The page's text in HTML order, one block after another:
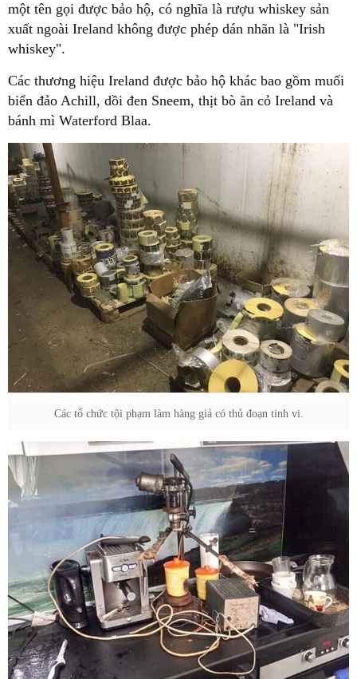
một tên gọi được bảo hộ, có nghĩa là rượu whiskey sản
xuất ngoài Ireland không được phép dán nhãn là "Irish
whiskey".
Các thương hiệu Ireland được bảo hộ khác bao gồm muối
biển đảo Achill, dồi đen Sneem, thịt bò ăn cỏ Ireland và
bánh mì Waterford Blaa.
Các tổ chức tội phạm làm hàng giả có thủ đoạn tinh vi.